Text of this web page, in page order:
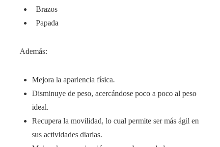
Brazos
Papada
Además:
Mejora la apariencia física.
Disminuye de peso, acercándose poco a poco al peso
ideal.
Recupera la movilidad, lo cual permite ser más ágil en
sus actividades diarias.